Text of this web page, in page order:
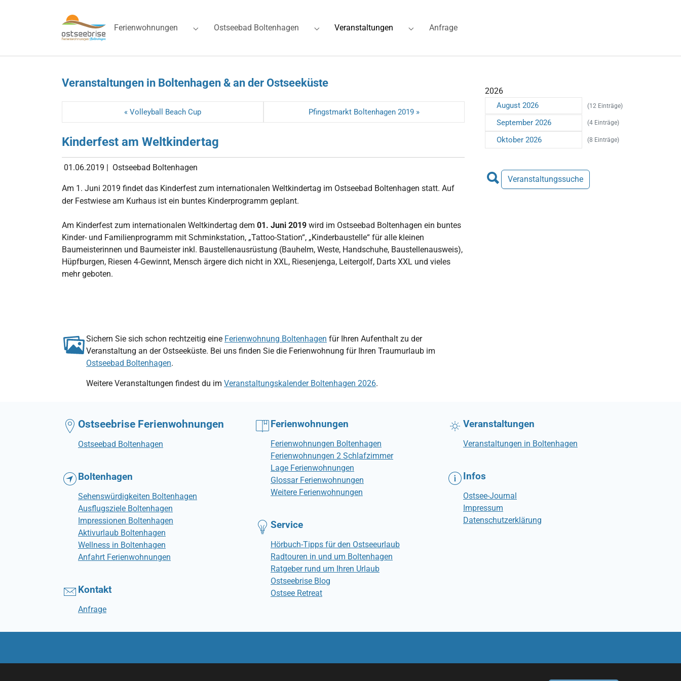
Ferienwohnungen
Submenu for "Ferienwohnungen"
Ostseebad Boltenhagen
Submenu for "Ostseebad Boltenhagen"
Veranstaltungen (current)
Submenu for "Veranstaltungen"
Anfrage
Veranstaltungen in Boltenhagen & an der Ostseeküste
« Volleyball Beach Cup Pfingstmarkt Boltenhagen 2019 »
Kinderfest am Weltkindertag
01.06.2019 | Ostseebad Boltenhagen
Am 1. Juni 2019 findet das Kinderfest zum internationalen Weltkindertag im Ostseebad Boltenhagen statt. Auf
der Festwiese am Kurhaus ist ein buntes Kinderprogramm geplant.
Am Kinderfest zum internationalen Weltkindertag dem 01. Juni 2019 wird im Ostseebad Boltenhagen ein buntes
Kinder- und Familienprogramm mit Schminkstation, „Tattoo-Station“, „Kinderbaustelle“ für alle kleinen
Baumeisterinnen und Baumeister inkl. Baustellenausrüstung (Bauhelm, Weste, Handschuhe, Baustellenausweis),
Hüpfburgen, Riesen 4-Gewinnt, Mensch ärgere dich nicht in XXL, Riesenjenga, Leitergolf, Darts XXL und vieles
mehr geboten.
Sichern Sie sich schon rechtzeitig eine Ferienwohnung Boltenhagen für Ihren Aufenthalt zu der
Veranstaltung an der Ostseeküste. Bei uns finden Sie die Ferienwohnung für Ihren Traumurlaub im
Ostseebad Boltenhagen.
Weitere Veranstaltungen findest du im Veranstaltungskalender Boltenhagen 2026.
2026
August 2026 (12 Einträge)
September 2026 (4 Einträge)
Oktober 2026 (8 Einträge)
Veranstaltungssuche
Ostseebrise Ferienwohnungen
Ostseebad Boltenhagen
Boltenhagen
Sehenswürdigkeiten Boltenhagen
Ausflugsziele Boltenhagen
Impressionen Boltenhagen
Aktivurlaub Boltenhagen
Wellness in Boltenhagen
Anfahrt Ferienwohnungen
Kontakt
Anfrage
Ferienwohnungen
Ferienwohnungen Boltenhagen
Ferienwohnungen 2 Schlafzimmer
Lage Ferienwohnungen
Glossar Ferienwohnungen
Weitere Ferienwohnungen
Service
Hörbuch-Tipps für den Ostseeurlaub
Radtouren in und um Boltenhagen
Ratgeber rund um Ihren Urlaub
Ostseebrise Blog
Ostsee Retreat
Veranstaltungen
Veranstaltungen in Boltenhagen
Infos
Ostsee-Journal
Impressum
Datenschutzerklärung